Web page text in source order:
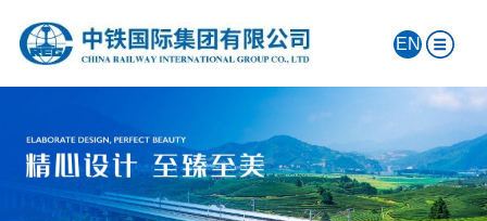
EN